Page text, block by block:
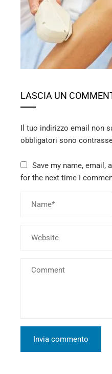
LASCIA UN
Il tuo indirizzo email non
obbligatori sono
Save my name, email,
for the next time I